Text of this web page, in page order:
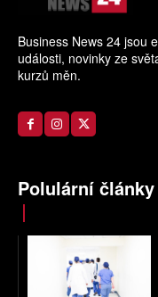
Business News 24 jsou
události, novinky ze
kurzů měn.
Polulární články